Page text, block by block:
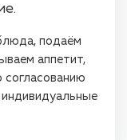
подаём
аппетит,
согласованию